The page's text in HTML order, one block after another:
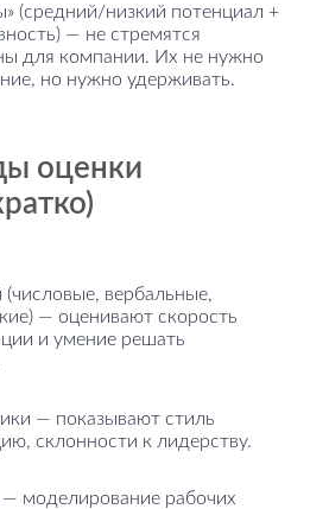
(средний/низкий потенциал +
— не стремятся
для компании. Их не нужно
но нужно удерживать.
оценки
(числовые, вербальные,
— оценивают скорость
и умение решать
— показывают стиль
склонности к лидерству.
моделирование рабочих